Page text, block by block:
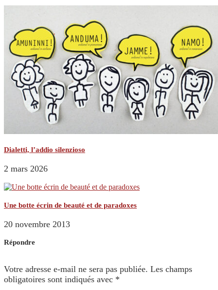
Dialetti, l’addio silenzioso
2 mars 2026
Une botte écrin de beauté et de paradoxes
20 novembre 2013
Répondre
Votre adresse e-mail ne sera pas publiée. Les champs
obligatoires sont indiqués avec *